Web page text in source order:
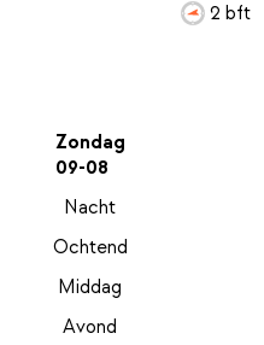
2 bft
Zondag
09-08
Nacht
Ochtend
Middag
Avond